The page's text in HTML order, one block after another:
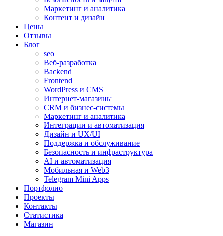
Маркетинг и аналитика
Контент и дизайн
Цены
Отзывы
Блог
seo
Веб-разработка
Backend
Frontend
WordPress и CMS
Интернет-магазины
CRM и бизнес-системы
Маркетинг и аналитика
Интеграции и автоматизация
Дизайн и UX/UI
Поддержка и обслуживание
Безопасность и инфраструктура
AI и автоматизация
Мобильная и Web3
Telegram Mini Apps
Портфолио
Проекты
Контакты
Статистика
Магазин